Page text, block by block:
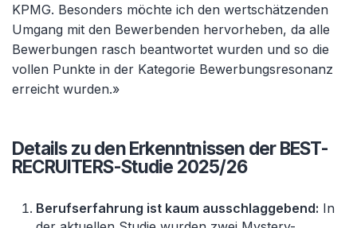
KPMG. Besonders möchte ich den wertschätzenden
Umgang mit den Bewerbenden hervorheben, da alle
Bewerbungen rasch beantwortet wurden und so die
vollen Punkte in der Kategorie Bewerbungsresonanz
erreicht wurden.»
Details zu den Erkenntnissen der BEST-
RECRUITERS-Studie 2025/26
Berufserfahrung ist kaum ausschlaggebend: In